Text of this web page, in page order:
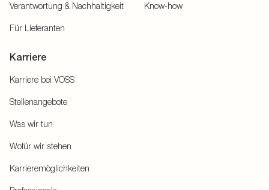
Verantwortung & Nachhaltigkeit
Für Lieferanten
Know-how
Karriere
Karriere bei VOSS
Stellenangebote
Was wir tun
Wofür wir stehen
Karrieremöglichkeiten